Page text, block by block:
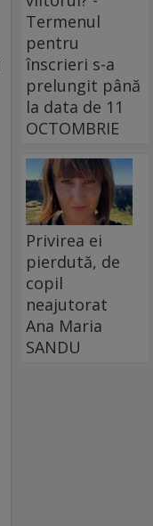
Termenul
pentru
înscrieri s-a
prelungit până
la data de 11
OCTOMBRIE
Privirea ei
pierdută, de
copil
neajutorat
Ana Maria
SANDU